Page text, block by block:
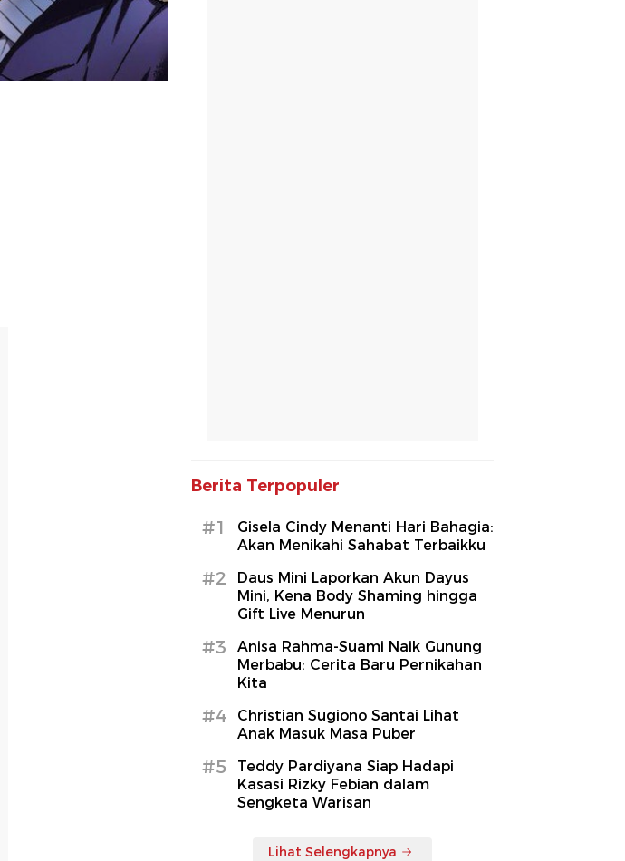
Berita Terpopuler
#1
Gisela Cindy Menanti Hari Bahagia:
Akan Menikahi Sahabat Terbaikku
#2
Daus Mini Laporkan Akun Dayus
Mini, Kena Body Shaming hingga
Gift Live Menurun
#3
Anisa Rahma-Suami Naik Gunung
Merbabu: Cerita Baru Pernikahan
Kita
#4
Christian Sugiono Santai Lihat
Anak Masuk Masa Puber
#5
Teddy Pardiyana Siap Hadapi
Kasasi Rizky Febian dalam
Sengketa Warisan
Lihat Selengkapnya